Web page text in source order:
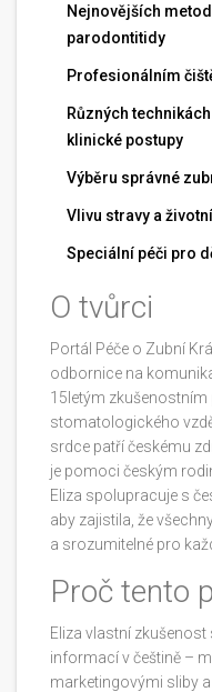
Nejnovějších
parodontitidy
Profesionálním
Různých
klinické postupy
Výběru správné
Vlivu stravy a
Speciální péči pro
O tvůrci
Portál Péče o Zubní
odbornice na
15letým
stomatologického
srdce patří českému
je pomoci českým
Eliza spolupracuje s
aby zajistila, že
a srozumitelné pro
Proč tento
Eliza vlastní
informací v češtině –
marketingovými sliby